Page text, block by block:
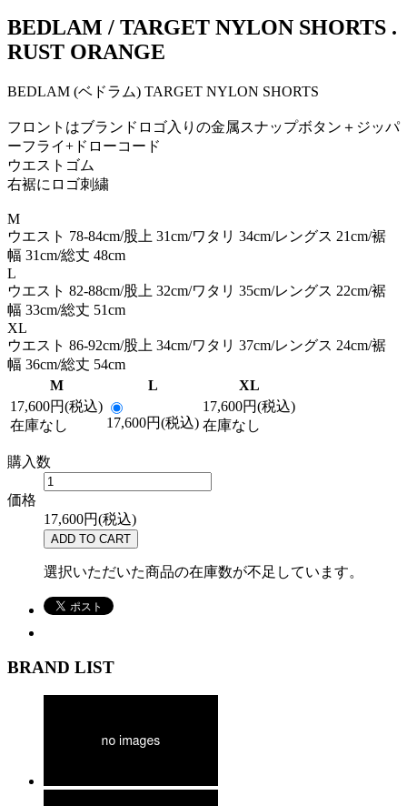
BEDLAM / TARGET NYLON SHORTS .
RUST ORANGE
BEDLAM (ベドラム) TARGET NYLON SHORTS
フロントはブランドロゴ入りの金属スナップボタン＋ジッパ
ーフライ+ドローコード
ウエストゴム
右裾にロゴ刺繍
M
ウエスト 78-84cm/股上 31cm/ワタリ 34cm/レングス 21cm/裾
幅 31cm/総丈 48cm
L
ウエスト 82-88cm/股上 32cm/ワタリ 35cm/レングス 22cm/裾
幅 33cm/総丈 51cm
XL
ウエスト 86-92cm/股上 34cm/ワタリ 37cm/レングス 24cm/裾
幅 36cm/総丈 54cm
M
L
XL
17,600円(税込)
在庫なし
17,600円(税込)
17,600円(税込)
在庫なし
購入数
価格
17,600円(税込)
選択いただいた商品の在庫数が不足しています。
BRAND LIST